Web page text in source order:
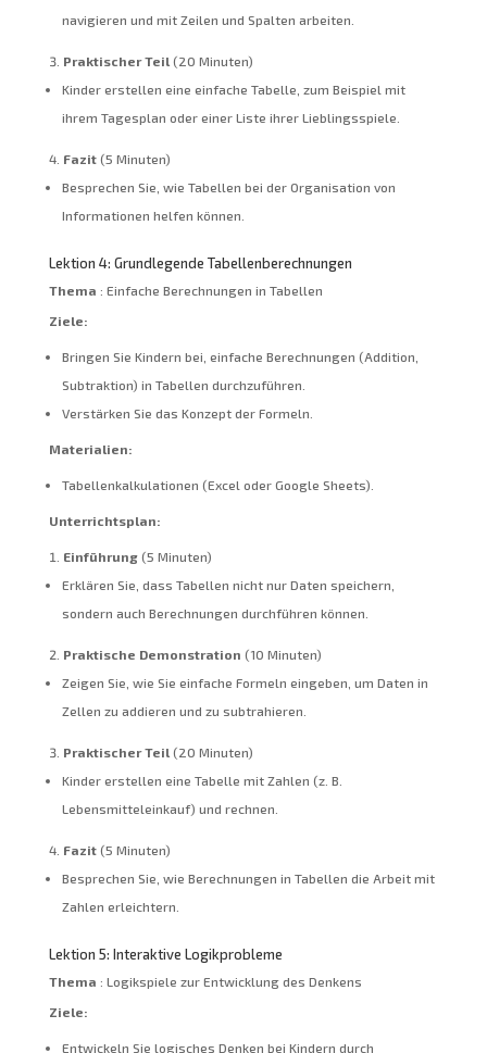
navigieren und mit Zeilen und Spalten arbeiten.
Praktischer Teil(20 Minuten)
Kinder erstellen eine einfache Tabelle, zum Beispiel mit
ihrem Tagesplan oder einer Liste ihrer Lieblingsspiele.
Fazit(5 Minuten)
Besprechen Sie, wie Tabellen bei der Organisation von
Informationen helfen können.
Lektion 4: Grundlegende Tabellenberechnungen
Thema : Einfache Berechnungen in Tabellen
Ziele:
Bringen Sie Kindern bei, einfache Berechnungen (Addition,
Subtraktion) in Tabellen durchzuführen.
Verstärken Sie das Konzept der Formeln.
Materialien:
Tabellenkalkulationen (Excel oder Google Sheets).
Unterrichtsplan:
Einführung(5 Minuten)
Erklären Sie, dass Tabellen nicht nur Daten speichern,
sondern auch Berechnungen durchführen können.
Praktische Demonstration (10 Minuten)
Zeigen Sie, wie Sie einfache Formeln eingeben, um Daten in
Zellen zu addieren und zu subtrahieren.
Praktischer Teil(20 Minuten)
Kinder erstellen eine Tabelle mit Zahlen (z. B.
Lebensmitteleinkauf) und rechnen.
Fazit(5 Minuten)
Besprechen Sie, wie Berechnungen in Tabellen die Arbeit mit
Zahlen erleichtern.
Lektion 5: Interaktive Logikprobleme
Thema : Logikspiele zur Entwicklung des Denkens
Ziele:
Entwickeln Sie logisches Denken bei Kindern durch